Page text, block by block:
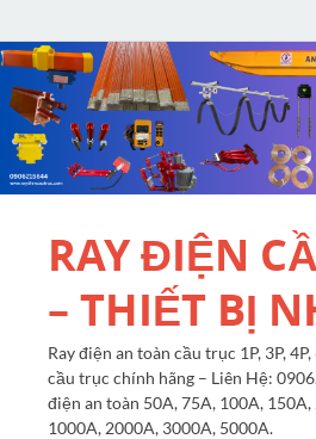
RAY ĐIỆN
– THIẾT BỊ
Ray điện an toàn cầu trục 1P, 3P,
cầu trục chính hãng – Liên Hệ:
điện an toàn 50A, 75A, 100A,
1000A, 2000A, 3000A, 5000A.